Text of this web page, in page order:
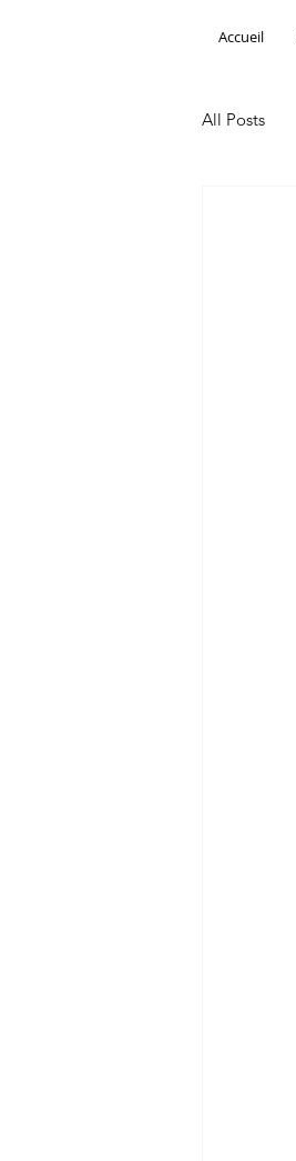
Accueil
All Posts